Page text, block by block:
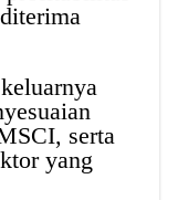
serta
yang